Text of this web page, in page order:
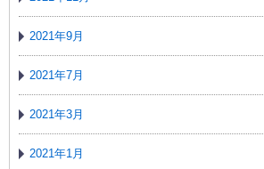
2021年9月
2021年7月
2021年3月
2021年1月